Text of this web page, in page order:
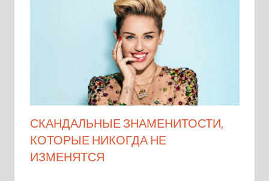
СКАНДАЛЬНЫЕ ЗНАМЕНИТОСТИ,
КОТОРЫЕ НИКОГДА НЕ
ИЗМЕНЯТСЯ